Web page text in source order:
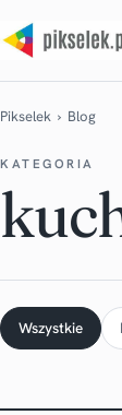
Pikselek › Blog
KATEGORIA
Wszystkie